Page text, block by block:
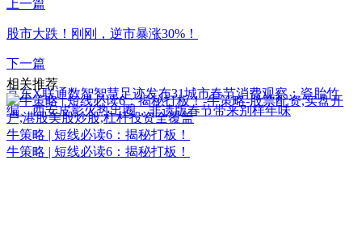
上一篇
股市大跌！刚刚，逆市暴涨30%！
下一篇
京东X联通数智智慧足迹发布31城市春节消费观察：瓷胎竹
编、西安皮影火热出圈，非遗版春节带来别样年味
相关推荐
牛策略 | 短线必读6：揭秘打板！
牛策略 | 短线必读6：揭秘打板！